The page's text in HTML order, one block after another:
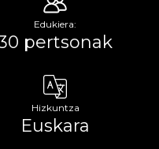
Edukiera:
pertsonak
Hizkuntza
Euskara